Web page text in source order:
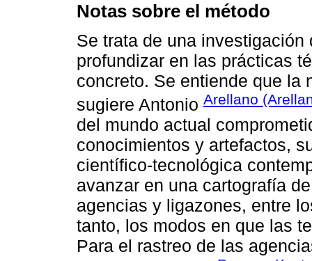
Notas sobre el método
Se trata de una
profundizar en las prácticas
concreto. Se entiende que la
sugiere Antonio Arellano
del mundo actual
conocimientos y artefactos,
científico-tecnológica
avanzar en una cartografía
agencias y ligazones, entre
tanto, los modos en que las
Para el rastreo de las